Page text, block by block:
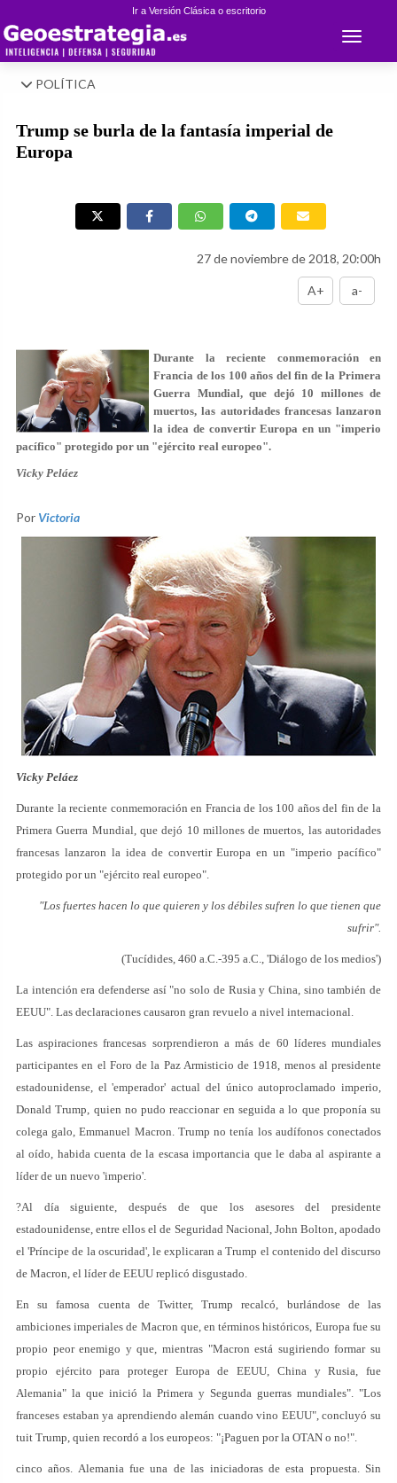
Ir a Versión Clásica o escritorio
Toggle
POLÍTICA
Trump se burla de la fantasía imperial de
Europa
27 de noviembre de 2018, 20:00h
A+ a-
Durante la reciente conmemoración en
Francia de los 100 años del fin de la Primera
Guerra Mundial, que dejó 10 millones de
muertos, las autoridades francesas lanzaron
la idea de convertir Europa en un "imperio
pacífico" protegido por un "ejército real europeo".
Vicky Peláez
Por Victoria
Vicky Peláez
Durante la reciente conmemoración en Francia de los 100 años del fin de la
Primera Guerra Mundial, que dejó 10 millones de muertos, las autoridades
francesas lanzaron la idea de convertir Europa en un "imperio pacífico"
protegido por un "ejército real europeo".
"Los fuertes hacen lo que quieren y los débiles sufren lo que tienen que
sufrir".
(Tucídides, 460 a.C.-395 a.C., 'Diálogo de los medios')
La intención era defenderse así "no solo de Rusia y China, sino también de
EEUU". Las declaraciones causaron gran revuelo a nivel internacional.
Las aspiraciones francesas sorprendieron a más de 60 líderes mundiales
participantes en el Foro de la Paz Armisticio de 1918, menos al presidente
estadounidense, el 'emperador' actual del único autoproclamado imperio,
Donald Trump, quien no pudo reaccionar en seguida a lo que proponía su
colega galo, Emmanuel Macron. Trump no tenía los audífonos conectados
al oído, habida cuenta de la escasa importancia que le daba al aspirante a
líder de un nuevo 'imperio'.
?Al día siguiente, después de que los asesores del presidente
estadounidense, entre ellos el de Seguridad Nacional, John Bolton, apodado
el 'Príncipe de la oscuridad', le explicaran a Trump el contenido del discurso
de Macron, el líder de EEUU replicó disgustado.
En su famosa cuenta de Twitter, Trump recalcó, burlándose de las
ambiciones imperiales de Macron que, en términos históricos, Europa fue su
propio peor enemigo y que, mientras "Macron está sugiriendo formar su
propio ejército para proteger Europa de EEUU, China y Rusia, fue
Alemania" la que inició la Primera y Segunda guerras mundiales". "Los
franceses estaban ya aprendiendo alemán cuando vino EEUU", concluyó su
tuit Trump, quien recordó a los europeos: "¡Paguen por la OTAN o no!".
cinco años. Alemania fue una de las iniciadoras de esta propuesta. Sin